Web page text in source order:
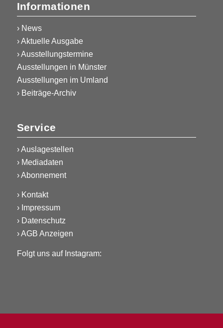
Informationen
› News
› Aktuelle Ausgabe
› Ausstellungstermine
Ausstellungen in Münster
Ausstellungen im Umland
› Beiträge-Archiv
Service
›Auslagestellen
› Mediadaten
›Abonnement
› Kontakt
› Impressum
› Datenschutz
›AGB Anzeigen
Folgt uns auf Instagram: